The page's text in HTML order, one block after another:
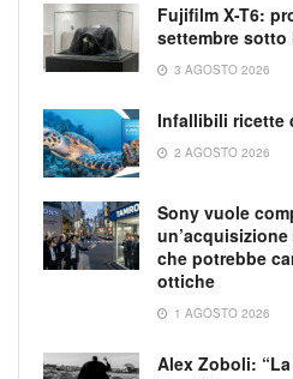
Fujifilm X-T6:
settembre sotto
3 AGOSTO 2026
Infallibili ricette
2 AGOSTO 2026
Sony vuole
che potrebbe
ottiche
1 AGOSTO 2026
Alex Zoboli: